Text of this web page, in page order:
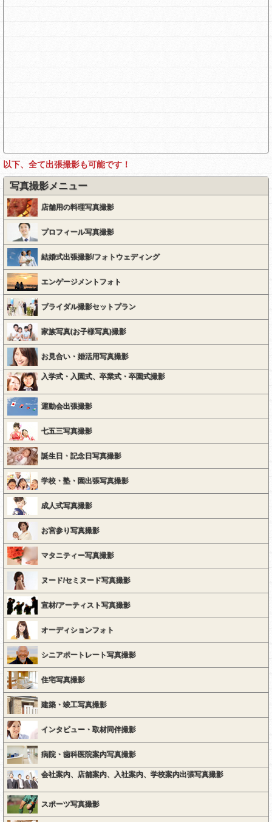
以下、全て出張撮影も可能です！
写真撮影メニュー
店舗用の料理写真撮影
プロフィール写真撮影
結婚式出張撮影/フォトウェディング
エンゲージメントフォト
ブライダル撮影セットプラン
家族写真(お子様写真)撮影
お見合い・婚活用写真撮影
入学式・入園式、卒業式・卒園式撮影
運動会出張撮影
七五三写真撮影
誕生日・記念日写真撮影
学校・塾・園出張写真撮影
成人式写真撮影
お宮参り写真撮影
マタニティー写真撮影
ヌード/セミヌード写真撮影
宣材/アーティスト写真撮影
オーディションフォト
シニアポートレート写真撮影
住宅写真撮影
建築・竣工写真撮影
インタビュー・取材同伴撮影
病院・歯科医院案内写真撮影
会社案内、店舗案内、入社案内、学校案内出張写真撮影
スポーツ写真撮影